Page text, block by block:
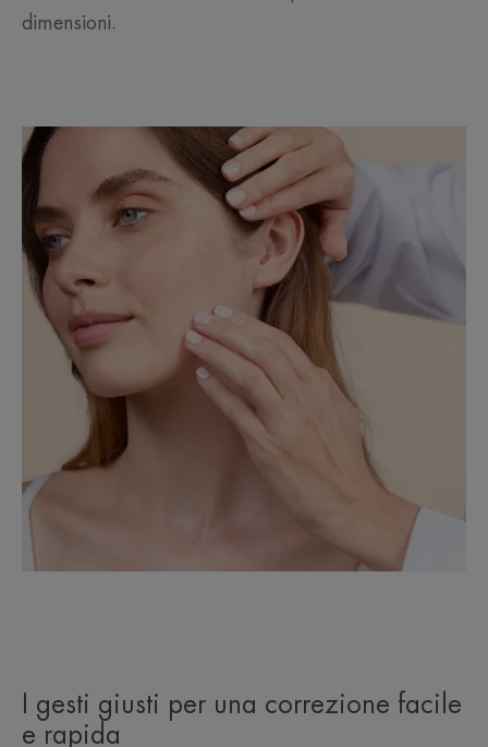
dimensioni.
I gesti giusti per una correzione facile
e rapida